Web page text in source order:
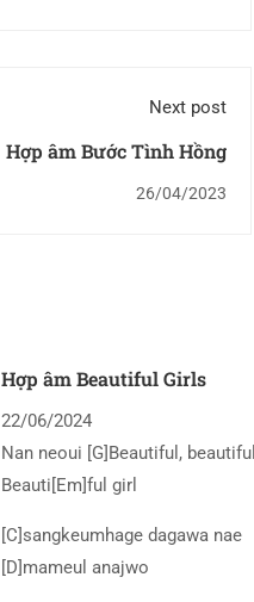
Next post
Hợp âm Bước Tình Hồng
26/04/2023
Hợp âm Beautiful Girls
22/06/2024
Nan neoui [G]Beautiful,
Beauti[Em]ful girl
[C]sangkeumhage dagawa nae
[D]mameul anajwo